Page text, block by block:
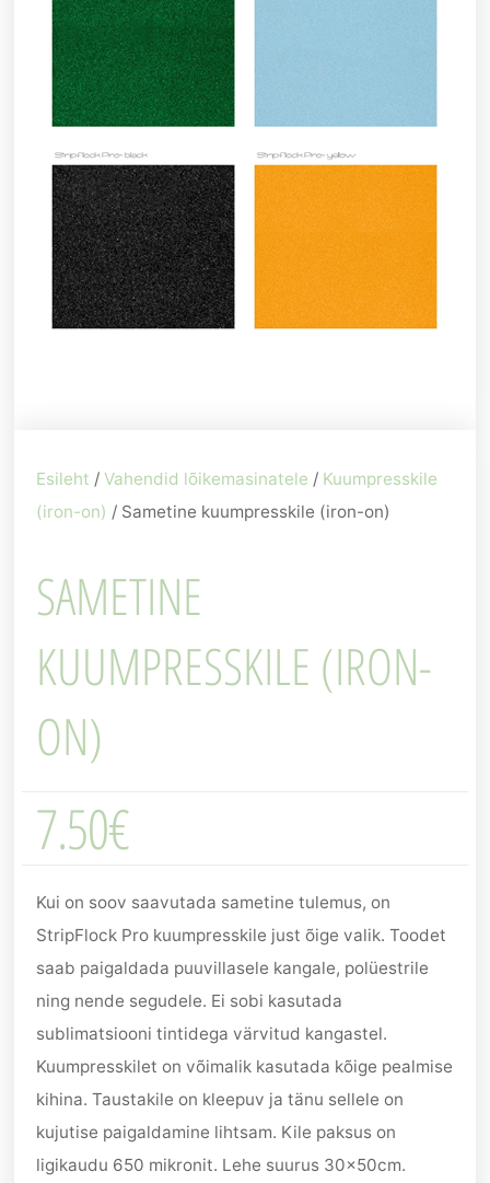
Esileht /Vahendid lõikemasinatele / Kuumpresskile
(iron-on) / Sametine kuumpresskile (iron-on)
SAMETINE
KUUMPRESSKILE (IRON-
ON)
7.50€
Kui on soov saavutada sametine tulemus, on
StripFlock Pro kuumpresskile just õige valik. Toodet
saab paigaldada puuvillasele kangale, polüestrile
ning nende segudele. Ei sobi kasutada
sublimatsiooni tintidega värvitud kangastel.
Kuumpresskilet on võimalik kasutada kõige pealmise
kihina. Taustakile on kleepuv ja tänu sellele on
kujutise paigaldamine lihtsam. Kile paksus on
ligikaudu 650 mikronit. Lehe suurus 30x50cm.